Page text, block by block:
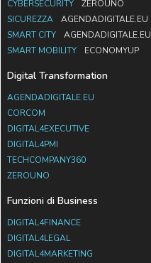
CYBERSECURITY
ZEROUNO
SICUREZZA
AGENDADIGITALE.EU
SMART CITY
AGENDADIGITALE.EU
SMART MOBILITY
ECONOMYUP
Digital Transformation
AGENDADIGITALE.EU
CORCOM
DIGITAL4EXECUTIVE
DIGITAL4PMI
TECHCOMPANY360
ZEROUNO
Funzioni di Business
DIGITAL4FINANCE
DIGITAL4LEGAL
DIGITAL4MARKETING